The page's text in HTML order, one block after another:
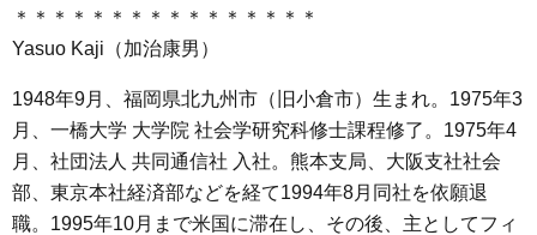
＊＊＊＊＊＊＊＊＊＊＊＊＊＊＊＊
Yasuo Kaji（加治康男）
1948年9月、福岡県北九州市（旧小倉市）生まれ。1975年3
月、一橋大学 大学院 社会学研究科修士課程修了。1975年4
月、社団法人 共同通信社 入社。熊本支局、大阪支社社会
部、東京本社経済部などを経て1994年8月同社を依願退
職。1995年10月まで米国に滞在し、その後、主としてフィ